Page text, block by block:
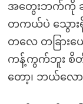
အတွေးဘက်ကို ဆ
တကယ်ပဲ သွေားရို
တလေ တခြား
ကန့်ကွက်ဘူး စိ
တော့၊ ဘယ်လ